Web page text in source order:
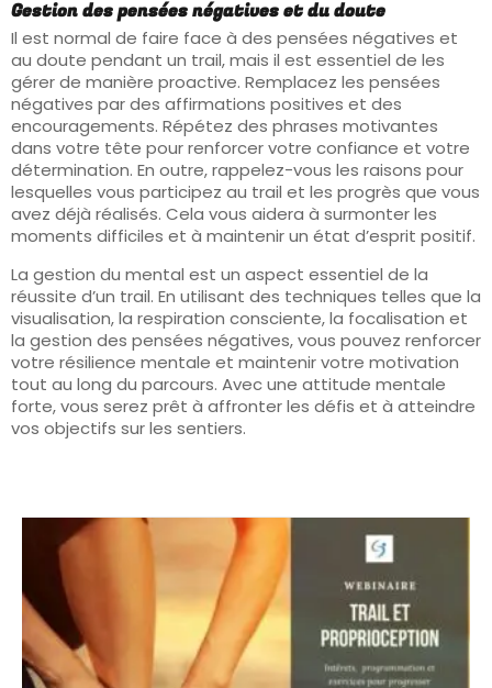
Gestion des pensées négatives et du doute
Il est normal de faire face à des pensées négatives et
au doute pendant un trail, mais il est essentiel de les
gérer de manière proactive. Remplacez les pensées
négatives par des affirmations positives et des
encouragements. Répétez des phrases motivantes
dans votre tête pour renforcer votre confiance et votre
détermination. En outre, rappelez-vous les raisons pour
lesquelles vous participez au trail et les progrès que vous
avez déjà réalisés. Cela vous aidera à surmonter les
moments difficiles et à maintenir un état d’esprit positif.
La gestion du mental est un aspect essentiel de la
réussite d’un trail. En utilisant des techniques telles que la
visualisation, la respiration consciente, la focalisation et
la gestion des pensées négatives, vous pouvez renforcer
votre résilience mentale et maintenir votre motivation
tout au long du parcours. Avec une attitude mentale
forte, vous serez prêt à affronter les défis et à atteindre
vos objectifs sur les sentiers.